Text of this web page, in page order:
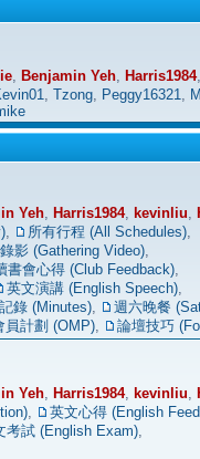
Benjamin Yeh Harris1984
Tzong Peggy16321
Yeh Harris1984, kevinliu
所有行程 (All Schedules)
影 (Gathering Video)
書會心得 (Club Feedback)
英文演講 (English Speech)
錄 (Minutes)
週六晚餐
員計劃 (OMP) 論壇技巧
Yeh Harris1984, kevinliu
英文心得 (English
考試 (English Exam)